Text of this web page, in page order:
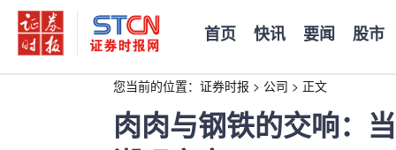
首页 快讯 要闻 股市
您当前的位置： 证券时报 > 公司 > 正文
肉肉与钢铁的交响：